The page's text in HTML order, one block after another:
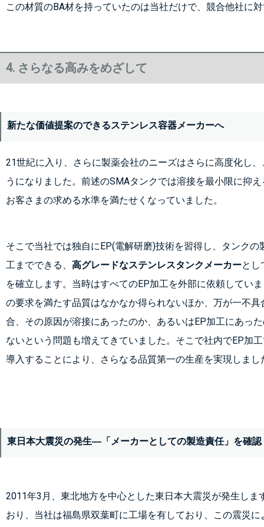
この材質のBA材を持っていたのは当社だけで、競合他社に
4. さらなる高みをめざして
新たな価値提案のできるステンレス容器メーカーへ
21世紀に入り、さらに製薬会社のニーズはさらに高度化し
うになりました。前述のSMAタンクでは溶接を最小限に抑
お客さまの求める水準を満たせくなっていました。
そこで当社では独自にEP(電解研磨)技術を習得し、タンクの
工までできる、 高グレードなステンレスタンクメーカーとし
を確立します。当時はすべてのEP加工を外部に依頼してい
の要求を満たす品質はなかなか得られないほか、万が一不具
合、その原因が溶接にあったのか、あるいはEP加工にあっ
ないという問題も増えてきていました。そこで社内でEP加
導入することにより、さらなる品質第一の生産を実現しまし
東日本大震災の発生―「メーカーとしての製造責任」を確認
2011年3月、東北地方を中心とした東日本大震災が発生しま
おり、当社は福島県双葉町に工場を有しており、この震災に